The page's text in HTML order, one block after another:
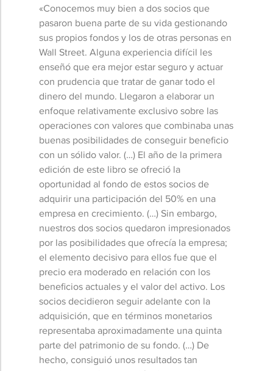
«Conocemos muy bien a dos socios que
pasaron buena parte de su vida gestionando
sus propios fondos y los de otras personas en
Wall Street. Alguna experiencia difícil les
enseñó que era mejor estar seguro y actuar
con prudencia que tratar de ganar todo el
dinero del mundo. Llegaron a elaborar un
enfoque relativamente exclusivo sobre las
operaciones con valores que combinaba unas
buenas posibilidades de conseguir beneficio
con un sólido valor. (…) El año de la primera
edición de este libro se ofreció la
oportunidad al fondo de estos socios de
adquirir una participación del 50% en una
empresa en crecimiento. (…) Sin embargo,
nuestros dos socios quedaron impresionados
por las posibilidades que ofrecía la empresa;
el elemento decisivo para ellos fue que el
precio era moderado en relación con los
beneficios actuales y el valor del activo. Los
socios decidieron seguir adelante con la
adquisición, que en términos monetarios
representaba aproximadamente una quinta
parte del patrimonio de su fondo. (…) De
hecho, consiguió unos resultados tan